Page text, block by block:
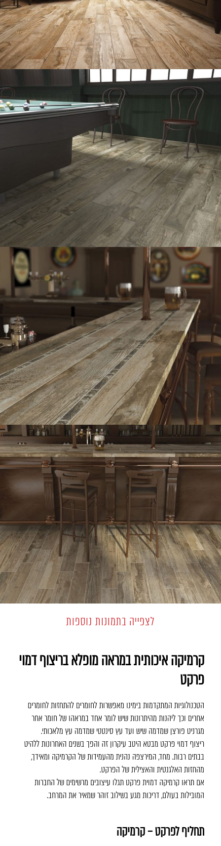
לצפייה בתמונות נוספות
קרמיקה איכותית במראה מופלא בריצוף דמוי
פרקט
הטכנולוגיות המתקדמות בימינו מאפשרות לחומרים להתחזות לחומרים
אחרים וכך ליהנות מהיתרונות שיש לומר אחד במראהו של חומר אחר
מגרניט פורצן שמדמה שיש ועד עץ סינטטי שמדמה עץ מלאכותי.
ריצוף דמוי פרקט מבטא היטב עיקרון זה והפך בשנים האחרונות ללהיט
בבתים רבות. מחד, המירצפה נהנית מהעמידות של הקרמיקה ומאידך,
מהחזות האלגנטית והאצילית של הפרקט.
אם תראו קרמיקה דמוית פרקט תגלו עיצובים מרשימים של החברות
המובילות בעולם, דריכות מגע בשילוב זוהר שמאיר את המרחב.
תחליף לפרקט – קרמיקה